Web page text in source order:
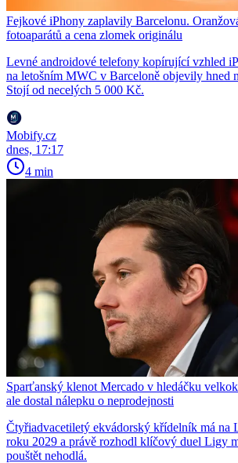
Fejkové iPhony zaplavily Barcelonu.
fotoaparátů a cena zlomek originálu
Levné androidové telefony kopírující vzhled
na letošním MWC v Barceloně objevily hned
Stojí od necelých 5 000 Kč.
Mobify.cz
dnes, 17:17
4 min
Sparťanský klenot Mercado v hledáčku
ale dostal nálepku o neprodejnosti
Čtyřiadvacetiletý ekvádorský křídelník má na
roku 2029 a právě rozhodl klíčový duel Ligy
pouštět nehodlá.